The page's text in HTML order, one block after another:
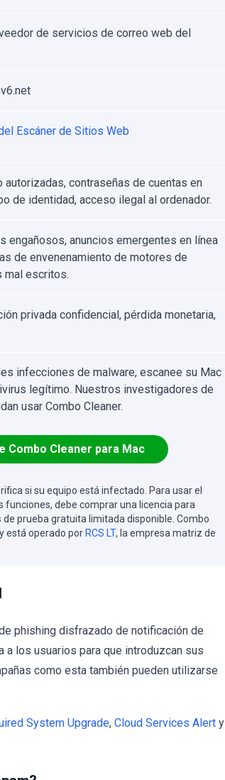
de servicios de correo web del
Escáner de Sitios Web
autorizadas, contraseñas de cuentas en
de identidad, acceso ilegal al ordenador.
engañosos, anuncios emergentes en línea
de envenenamiento de motores de
mal escritos.
privada confidencial, pérdida monetaria,
infecciones de malware, escanee su Mac
legítimo. Nuestros investigadores de
usar Combo Cleaner.
Combo Cleaner para Mac
si su equipo está infectado. Para usar el
funciones, debe comprar una licencia para
de prueba gratuita limitada disponible. Combo
está operado por RCS LT, la empresa matriz de
phishing disfrazado de notificación de
los usuarios para que introduzcan sus
como esta también pueden utilizarse
System Upgrade, Cloud Services Alert y